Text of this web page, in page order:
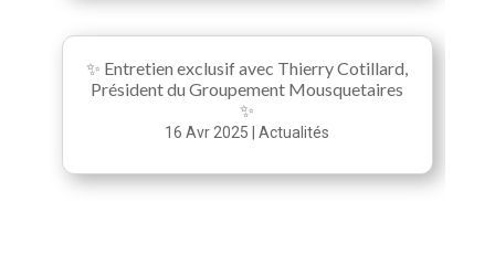
✨ Entretien exclusif avec Thierry Cotillard,
Président du Groupement Mousquetaires
✨
16 Avr 2025 |Actualités